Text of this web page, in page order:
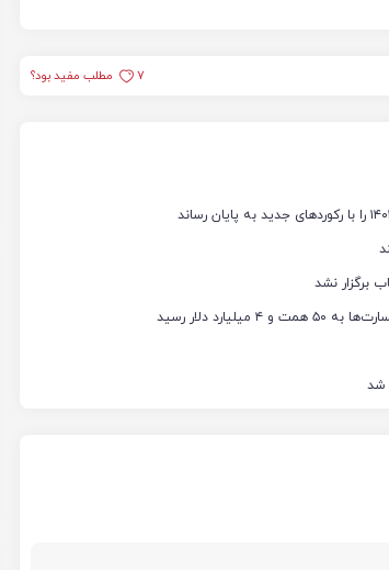
7 مطلب مفید بود؟
برگزار نشد